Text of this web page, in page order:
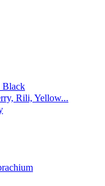
Black
Rili, Yellow...